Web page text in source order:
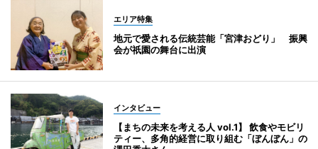
エリア特集
地元で愛される伝統芸能「宮津おどり」 振興
会が祇園の舞台に出演
インタビュー
【まちの未来を考える人 vol.1】 飲食やモビリ
ティー、多角的経営に取り組む「ぼんぼん」の